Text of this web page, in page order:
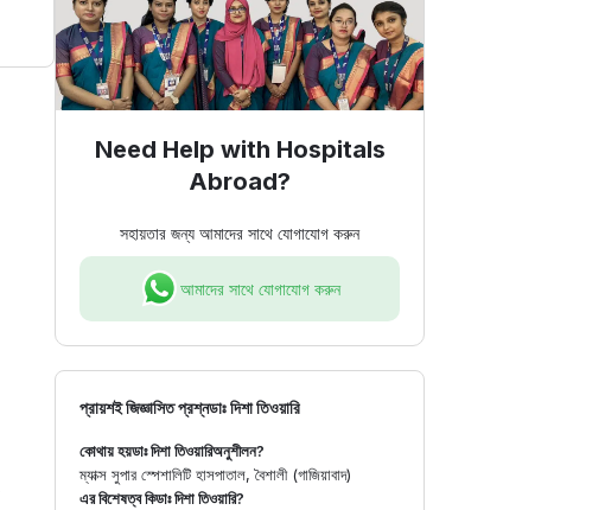
Need Help with Hospitals
Abroad?
সহায়তার জন্য আমাদের সাথে যোগাযোগ করুন
আমাদের সাথে যোগাযোগ করুন
প্রায়শই জিজ্ঞাসিত প্রশ্নডাঃ দিশা তিওয়ারি
কোথায় হয়ডাঃ দিশা তিওয়ারিঅনুশীলন?
ম্যাক্স সুপার স্পেশালিটি হাসপাতাল, বৈশালী (গাজিয়াবাদ)
এর বিশেষত্ব কিডাঃ দিশা তিওয়ারি?